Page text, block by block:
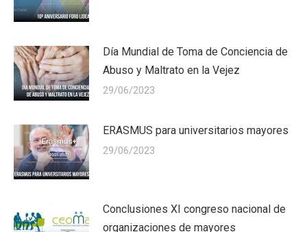
Día Mundial de Toma de Conciencia de
Abuso y Maltrato en la Vejez
29/06/2023
ERASMUS para universitarios mayores
29/06/2023
Conclusiones XI congreso nacional de
organizaciones de mayores